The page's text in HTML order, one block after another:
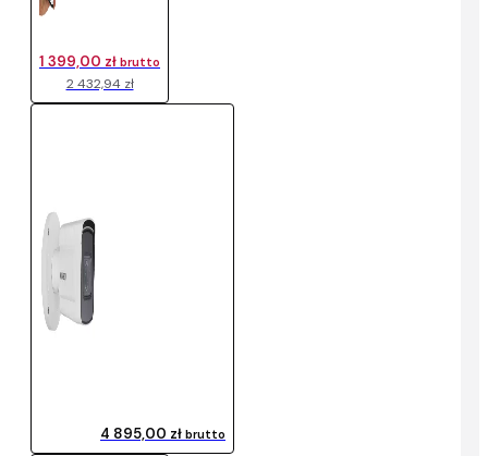
2 432,94 zł
1 399,00 zł brutto
4 895,00 zł brutto